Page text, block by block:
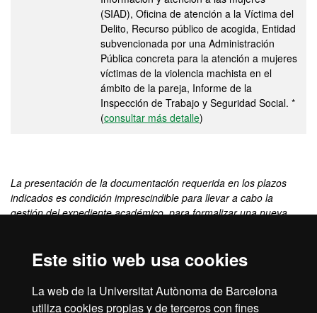
Este sitio web usa cookies
La web de la Universitat Autònoma de Barcelona
utiliza cookies propias y de terceros con fines
(SIAD), Oficina de atención a la Víctima del
Delito, Recurso público de acogida, Entidad
subvencionada por una Administración
Pública concreta para la atención a mujeres
víctimas de la violencia machista en el
ámbito de la pareja, Informe de la
Inspección de Trabajo y Seguridad Social. *
(consultar más detalle)
La presentación de la documentación requerida en los plazos
indicados es condición imprescindible para llevar a cabo la
gestión del expediente académico, para formalizar una nueva
etc.).
determinar la condición de víctima de violencia machista en el
ámbito de la pareja a los efectos de exención de precios y tasas